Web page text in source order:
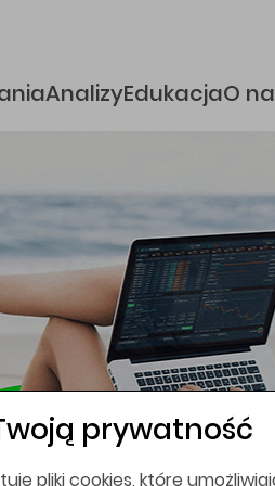
AnalizyEdukacjaO
prywatność
pliki cookies, które